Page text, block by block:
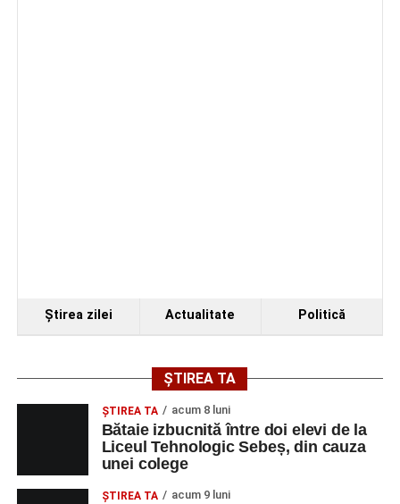
Ştirea zilei Actualitate Politică
ȘTIREA TA
ŞTIREA TA acum 8 luni
Bătaie izbucnită între doi elevi de la
Liceul Tehnologic Sebeș, din cauza
unei colege
ŞTIREA TA acum 9 luni